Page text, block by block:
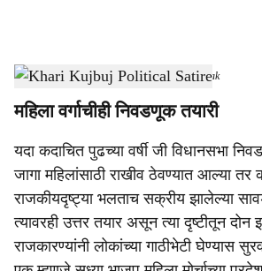
a
r
e
Khari Kujbuj Political Satire-Dainik Gomantak
महिला वर्गाचीही निवडणूक तयारी
यदा कदाचित पुढच्या वर्षी जी विधानसभा
जागा महिलांसाठी राखीव ठेवण्यात आल्या तर
राजकीयदृष्ट्या भलताच सक्रीय झालेल्या
त्यावरही उत्तर तयार असून त्या दृष्टीतून दोन
राजकारण्यांनी लोकांच्या गाठीभेटी घेण्यास